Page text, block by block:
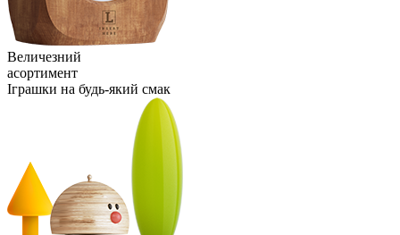
Величезний
асортимент
Іграшки на будь-який смак